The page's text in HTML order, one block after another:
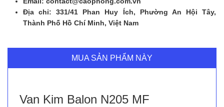
Địa chỉ: 331/41 Phan Huy Ích, Phường An Hội Tây,
Thành Phố Hồ Chí Minh, Việt Nam
MUA SẢN PHẨM NÀY
Van Kim Balon N205 MF